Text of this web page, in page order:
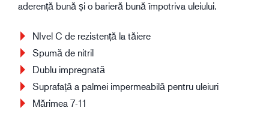
aderență bună și o barieră bună împotriva uleiului.
NIvel C de rezistență la tăiere
Spumă de nitril
Dublu impregnată
Suprafață a palmei impermeabilă pentru uleiuri
Mărimea 7-11